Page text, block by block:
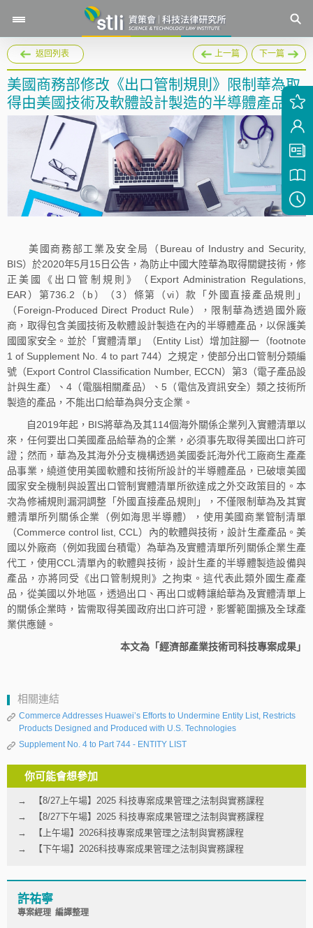
返回列表 上一篇 下一篇
美國商務部修改《出口管制規則》限制華為取
得由美國技術及軟體設計製造的半導體產品
美國商務部工業及安全局（Bureau of Industry and Security,
BIS）於2020年5月15日公告，為防止中國大陸華為取得關鍵技術，修
正美國《出口管制規則》（Export Administration Regulations,
EAR）第736.2（b）（3）條第（vi）款「外國直接產品規則」
（Foreign-Produced Direct Product Rule），限制華為透過國外廠
商，取得包含美國技術及軟體設計製造在內的半導體產品，以保護美
國國家安全。並於「實體清單」（Entity List）增加註腳一（footnote
1 of Supplement No. 4 to part 744）之規定，使部分出口管制分類編
號（Export Control Classification Number, ECCN）第3（電子產品設
計與生產）、4（電腦相關產品）、5（電信及資訊安全）類之技術所
製造的產品，不能出口給華為與分支企業。
自2019年起，BIS將華為及其114個海外關係企業列入實體清單以
來，任何要出口美國產品給華為的企業，必須事先取得美國出口許可
證；然而，華為及其海外分支機構透過美國委託海外代工廠商生產產
品事業，繞道使用美國軟體和技術所設計的半導體產品，已破壞美國
國家安全機制與設置出口管制實體清單所欲達成之外交政策目的。本
次為修補規則漏洞調整「外國直接產品規則」，不僅限制華為及其實
體清單所列關係企業（例如海思半導體），使用美國商業管制清單
（Commerce control list, CCL）內的軟體與技術，設計生產產品。美
國以外廠商（例如我國台積電）為華為及實體清單所列關係企業生產
代工，使用CCL清單內的軟體與技術，設計生產的半導體製造設備與
產品，亦將同受《出口管制規則》之拘束。這代表此類外國生產產
品，從美國以外地區，透過出口、再出口或轉讓給華為及實體清單上
的關係企業時，皆需取得美國政府出口許可證，影響範圍擴及全球產
業供應鏈。
本文為「經濟部產業技術司科技專案成果」
相關連結
Commerce Addresses Huawei’s Efforts to Undermine Entity List, Restricts
Products Designed and Produced with U.S. Technologies
Supplement No. 4 to Part 744 - ENTITY LIST
你可能會想參加
【8/27上午場】2025 科技專案成果管理之法制與實務課程
【8/27下午場】2025 科技專案成果管理之法制與實務課程
【上午場】2026科技專案成果管理之法制與實務課程
【下午場】2026科技專案成果管理之法制與實務課程
許祐寧
專案經理 編譯整理